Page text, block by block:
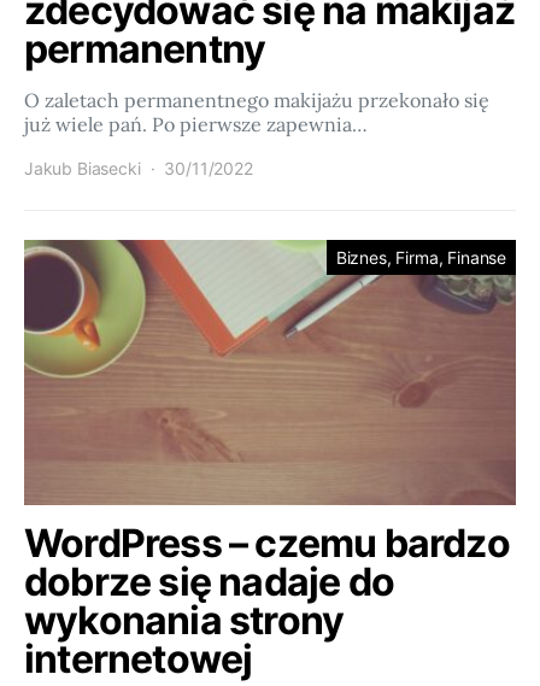
zdecydować się na makijaż
permanentny
O zaletach permanentnego makijażu przekonało się
już wiele pań. Po pierwsze zapewnia…
Jakub Biasecki 30/11/2022
Biznes, Firma, Finanse
WordPress – czemu bardzo
dobrze się nadaje do
wykonania strony
internetowej